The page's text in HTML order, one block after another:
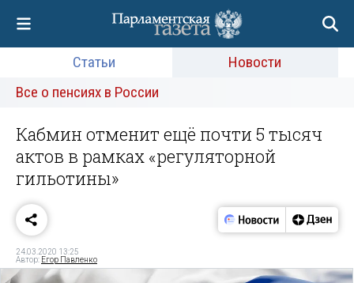
Статьи
Новости
Все о пенсиях в России
Кабмин отменит ещё почти 5 тысяч
актов в рамках «регуляторной
гильотины»
24.03.2020 13:25
Автор: Егор Павленко